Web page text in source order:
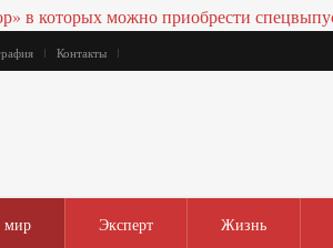
Контакты
мир Эксперт Жизнь